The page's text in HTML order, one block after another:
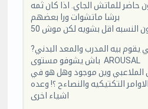
للماتش الجاي. اذا كان ثمه
برشا ماتشوات ورا بعضهم
يقوم بيه المدرب والمعد البدني
باش يشوفو مستوى AROUSAL
وين موجود وهل هو في
التكتيكيه والنصاءح ؟! وعده
اشياء اخرى